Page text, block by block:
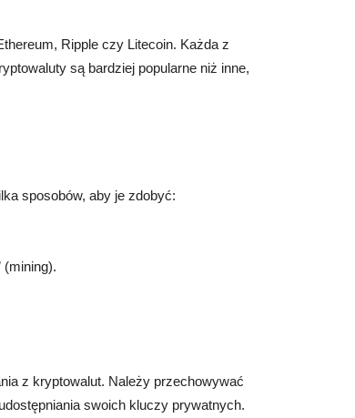
Ripple czy Litecoin. Każda z
są bardziej popularne niż inne,
sposobów, aby je zdobyć:
(mining).
z kryptowalut. Należy przechowywać
swoich kluczy prywatnych.